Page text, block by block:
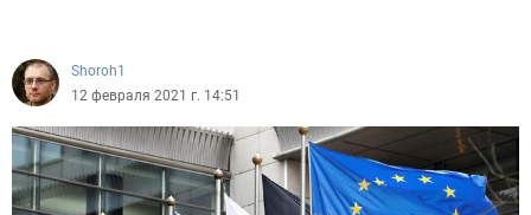
Shoroh1
12 февраля 2021 г. 14:51